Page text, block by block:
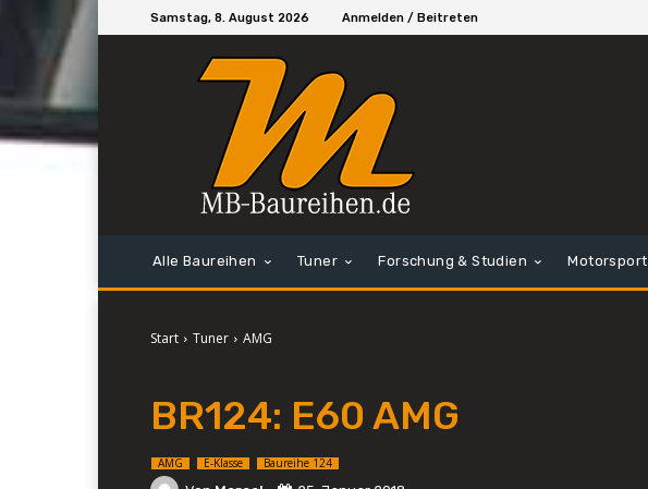
Samstag, 8. August 2026 Anmelden / Beitreten
Alle Baureihen Tuner Forschung & Studien Motorsport
Start Tuner AMG
BR124: E60 AMG
AMG E-Klasse Baureihe 124